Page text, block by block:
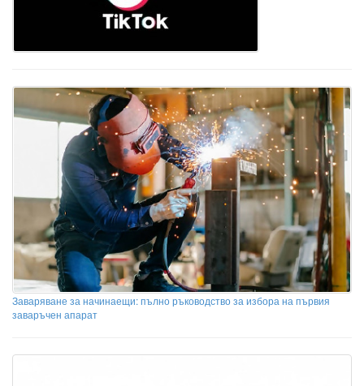
Заваряване за начинаещи: пълно ръководство за избора на първия
заваръчен апарат